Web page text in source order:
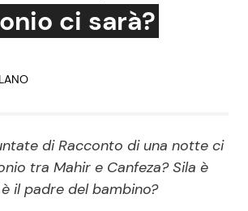
Fiction e Serie TV
Soap Opera
ci sarà?
di Racconto di una notte ci
tra Mahir e Canfeza? Sila è
il padre del bambino?